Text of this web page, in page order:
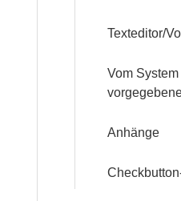
Texteditor/
Vom
Anhänge